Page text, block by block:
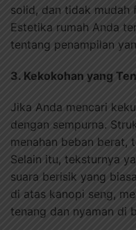
solid, dan tidak mudah
Estetika rumah Anda
tentang penampilan
3. Kekokohan yang
Jika Anda mencari
dengan sempurna.
menahan beban berat,
Selain itu, teksturnya
suara berisik yang
di atas kanopi seng,
tenang dan nyaman di